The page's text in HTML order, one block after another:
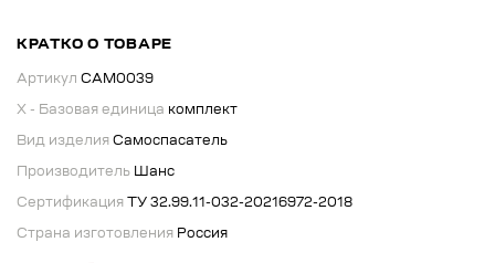
КРАТКО О ТОВАРЕ
Артикул САМ0039
X - Базовая единица комплект
Вид изделия Самоспасатель
Производитель Шанс
Сертификация ТУ 32.99.11-032-20216972-2018
Страна изготовления Россия